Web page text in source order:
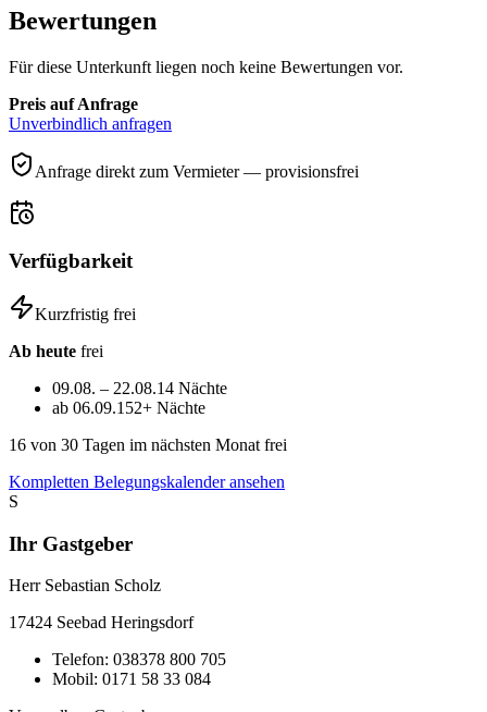
Bewertungen
Für diese Unterkunft liegen noch keine Bewertungen vor.
Preis auf Anfrage
Unverbindlich anfragen
Anfrage direkt zum Vermieter — provisionsfrei
Verfügbarkeit
Kurzfristig frei
Ab heute frei
09.08. – 22.08.14 Nächte
ab 06.09.152+ Nächte
16 von 30 Tagen im nächsten Monat frei
Kompletten Belegungskalender ansehen
S
Ihr Gastgeber
Herr Sebastian Scholz
17424 Seebad Heringsdorf
Telefon: 038378 800 705
Mobil: 0171 58 33 084